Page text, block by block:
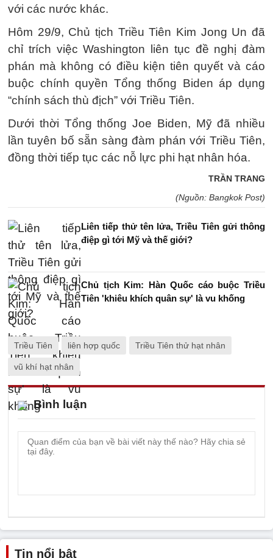
với các nước khác.
Hôm 29/9, Chủ tịch Triều Tiên Kim Jong Un đã
chỉ trích việc Washington liên tục đề nghị đàm
phán mà không có điều kiện tiên quyết và cáo
buộc chính quyền Tổng thống Biden áp dụng
“chính sách thù địch” với Triều Tiên.
Dưới thời Tổng thống Joe Biden, Mỹ đã nhiều
lần tuyên bố sẵn sàng đàm phán với Triều Tiên,
đồng thời tiếp tục các nỗ lực phi hạt nhân hóa.
TRẦN TRANG
(Nguồn: Bangkok Post)
Liên tiếp thử tên lửa, Triều Tiên gửi thông
điệp gì tới Mỹ và thế giới?
Chủ tịch Kim: Hàn Quốc cáo buộc Triều
Tiên 'khiêu khích quân sự' là vu khống
Triều Tiên liên hợp quốc Triều Tiên thử hạt nhân
vũ khí hạt nhân
Bình luận
Tin nổi bật